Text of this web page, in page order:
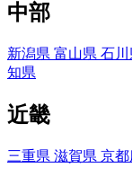
中部
新潟県 富山県 石川
知県
近畿
三重県 滋賀県 京都